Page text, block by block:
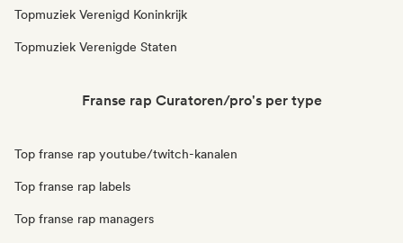
Topmuziek Verenigd Koninkrijk
Topmuziek Verenigde Staten
Franse rap Curatoren/pro's per type
Top franse rap youtube/twitch-kanalen
Top franse rap labels
Top franse rap managers